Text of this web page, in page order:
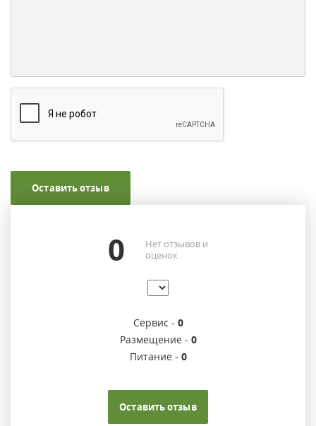
Оставить отзыв
0
Нет отзывов и
оценок
Сервис - 0
Размещение - 0
Питание - 0
Оставить отзыв